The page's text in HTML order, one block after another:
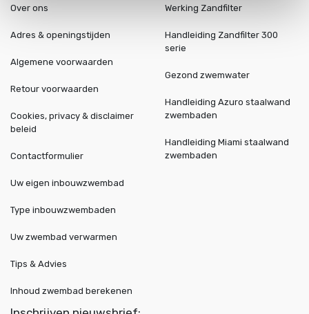
Over ons
Adres & openingstijden
Algemene voorwaarden
Retour voorwaarden
Cookies, privacy & disclaimer
beleid
Contactformulier
Werking Zandfilter
Handleiding Zandfilter 300
serie
Gezond zwemwater
Handleiding Azuro staalwand
zwembaden
Handleiding Miami staalwand
zwembaden
Uw eigen inbouwzwembad
Type inbouwzwembaden
Uw zwembad verwarmen
Tips & Advies
Inhoud zwembad berekenen